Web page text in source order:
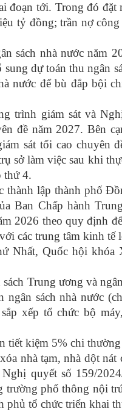
đoạn tới. Trong đó đặt
tỷ đồng; trần nợ
sách nhà nước năm
dự toán thu ngân
nước để bù đắp bội
trình giám sát và
đề năm 2027. Bên
sát tối cao chuyên
sở làm việc sau khi
thứ 4.
thành lập thành phố
Ban Chấp hành
2026 theo quy định
các trung tâm kinh tế
Nhất, Quốc hội khóa
Trung ương và
sách nhà nước
xếp tổ chức bộ
tiết kiệm 5% chi
nhà tạm, nhà dột nát
quyết số 159/
trường phổ thông nội
phủ tổ chức triển khai